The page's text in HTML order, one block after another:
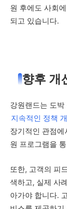
원 후에도 사회
되고 있습니다.
향후 개
강원랜드는 도
지속적인 정책
장기적인 관점에
원 프로그램을
또한, 고객의 피
색하고, 실제 사
아가야 합니다.